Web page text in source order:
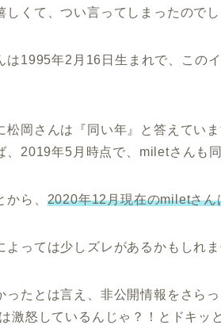
しくて、つい言ってしまったのでし
は1995年2月16日生まれで、この
松岡さんは『同い年』と答えていま
、2019年5月時点で、miletさんも
から、 2020年12月現在のmiletさん
よっては少しズレがあるかもしれ
ったとは言え、非公開情報をさら
激怒しているんじゃ？！とドキッ